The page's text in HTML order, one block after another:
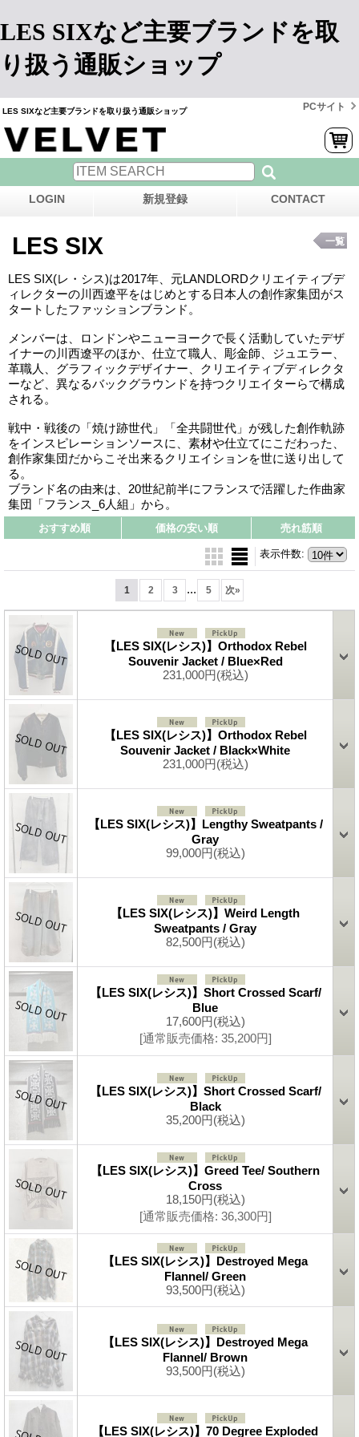
LES SIXなど主要ブランドを取
り扱う通販ショップ
LES SIXなど主要ブランドを取り扱う通販ショップ PCサイト
LOGIN 新規登録 CONTACT
LES SIX
LES SIX(レ・シス)は2017年、元LANDLORDクリエイティブデ
ィレクターの川西遼平をはじめとする日本人の創作家集団がス
タートしたファッションブランド。
メンバーは、ロンドンやニューヨークで長く活動していたデザ
イナーの川西遼平のほか、仕立て職人、彫金師、ジュエラー、
革職人、グラフィックデザイナー、クリエイティブディレクタ
ーなど、異なるバックグラウンドを持つクリエイターらで構成
される。
戦中・戦後の「焼け跡世代」「全共闘世代」が残した創作軌跡
をインスピレーションソースに、素材や仕立てにこだわった、
創作家集団だからこそ出来るクリエイションを世に送り出して
る。
ブランド名の由来は、20世紀前半にフランスで活躍した作曲家
集団「フランス_6人組」から。
一覧
おすすめ順 価格の安い順 売れ筋順
表示件数:
1 2 3 ... 5 次»
【LES SIX(レシス)】Orthodox Rebel
Souvenir Jacket / Blue×Red
231,000円(税込)
【LES SIX(レシス)】Orthodox Rebel
Souvenir Jacket / Black×White
231,000円(税込)
【LES SIX(レシス)】Lengthy Sweatpants /
Gray
99,000円(税込)
【LES SIX(レシス)】Weird Length
Sweatpants / Gray
82,500円(税込)
【LES SIX(レシス)】Short Crossed Scarf/
Blue
17,600円(税込)
[通常販売価格: 35,200円]
【LES SIX(レシス)】Short Crossed Scarf/
Black
35,200円(税込)
【LES SIX(レシス)】Greed Tee/ Southern
Cross
18,150円(税込)
[通常販売価格: 36,300円]
【LES SIX(レシス)】Destroyed Mega
Flannel/ Green
93,500円(税込)
【LES SIX(レシス)】Destroyed Mega
Flannel/ Brown
93,500円(税込)
【LES SIX(レシス)】70 Degree Exploded